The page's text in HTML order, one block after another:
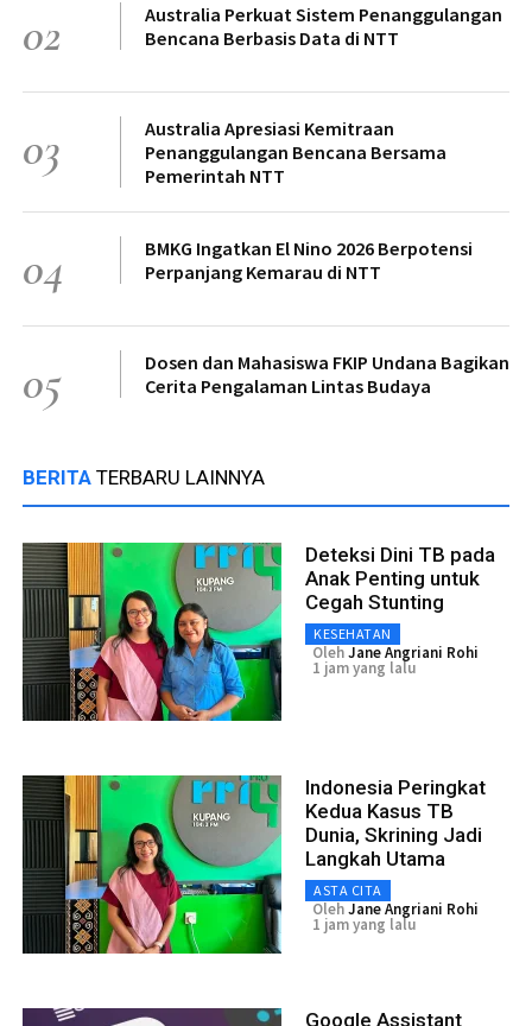
02
Australia Perkuat Sistem Penanggulangan
Bencana Berbasis Data di NTT
03
Australia Apresiasi Kemitraan
Penanggulangan Bencana Bersama
Pemerintah NTT
04
BMKG Ingatkan El Nino 2026 Berpotensi
Perpanjang Kemarau di NTT
05
Dosen dan Mahasiswa FKIP Undana Bagikan
Cerita Pengalaman Lintas Budaya
BERITA TERBARU LAINNYA
Deteksi Dini TB pada
Anak Penting untuk
Cegah Stunting
KESEHATAN
OlehJane Angriani Rohi
1 jam yang lalu
Indonesia Peringkat
Kedua Kasus TB
Dunia, Skrining Jadi
Langkah Utama
ASTA CITA
OlehJane Angriani Rohi
1 jam yang lalu
Google Assistant